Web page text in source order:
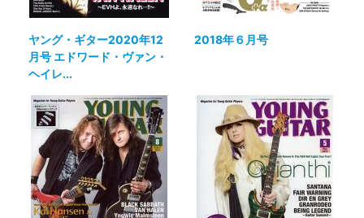
ヤング・ギター2020年12
月号 エドワード・ヴァン・
ヘイレ...
2018年６月号